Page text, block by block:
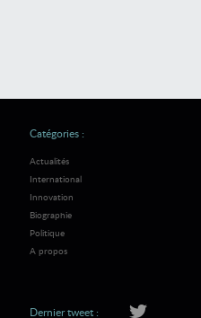
Catégories :
Actualités
International
Innovation
Biographie
Politique
A propos
Dernier tweet :